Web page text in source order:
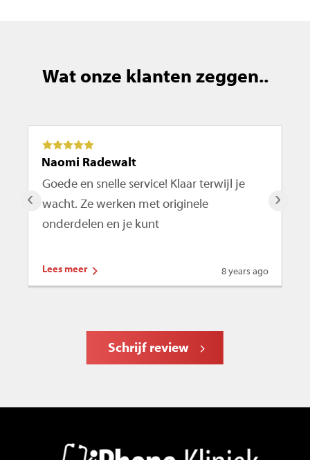
Wat onze klanten zeggen..
Goede en snelle service! Klaar terwijl je
wacht. Ze werken met originele
onderdelen en je kunt
Lees meer
Naomi Radewalt
8 years ago
‹ ›
Schrijf review